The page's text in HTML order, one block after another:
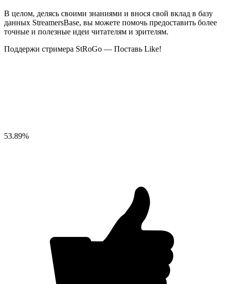
В целом, делясь своими знаниями и внося свой вклад в базу
данных StreamersBase, вы можете помочь предоставить более
точные и полезные идеи читателям и зрителям.
Поддержи стримера StRoGo — Поставь Like!
53.89%